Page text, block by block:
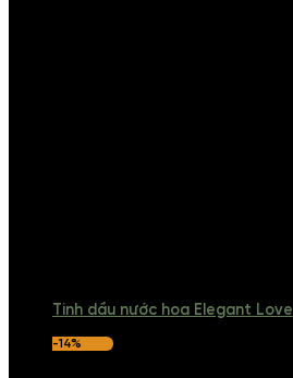
Tinh dầu nước hoa Elegant Love
-14%